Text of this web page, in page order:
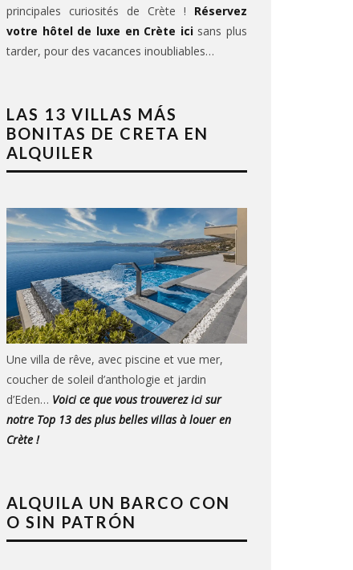
principales curiosités de Crète ! Réservez
votre hôtel de luxe en Crète icisans plus
tarder, pour des vacances inoubliables…
LAS 13 VILLAS MÁS
BONITAS DE CRETA EN
ALQUILER
Une villa de rêve, avec piscine et vue mer,
coucher de soleil d’anthologie et jardin
d’Eden… Voici ce que vous trouverez ici sur
notre Top 13 des plus belles villas à louer en
Crète !
ALQUILA UN BARCO CON
O SIN PATRÓN